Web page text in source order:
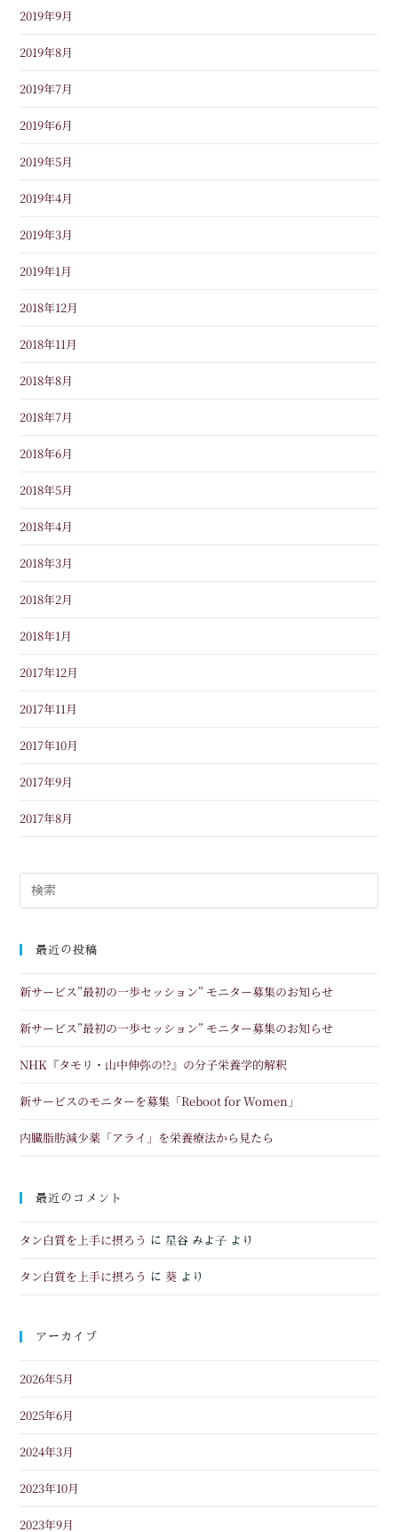
2019年9月
2019年8月
2019年7月
2019年6月
2019年5月
2019年4月
2019年3月
2019年1月
2018年12月
2018年11月
2018年8月
2018年7月
2018年6月
2018年5月
2018年4月
2018年3月
2018年2月
2018年1月
2017年12月
2017年11月
2017年10月
2017年9月
2017年8月
最近の投稿
新サービス”最初の一歩セッション” モニター募集のお知らせ
新サービス”最初の一歩セッション” モニター募集のお知らせ
NHK『タモリ・山中伸弥の!?』の分子栄養学的解釈
新サービスのモニターを募集「Reboot for Women」
内臓脂肪減少薬「アライ」を栄養療法から見たら
最近のコメント
タン白質を上手に摂ろう に 星谷 みよ子 より
タン白質を上手に摂ろう に葵 より
アーカイブ
2026年5月
2025年6月
2024年3月
2023年10月
2023年9月